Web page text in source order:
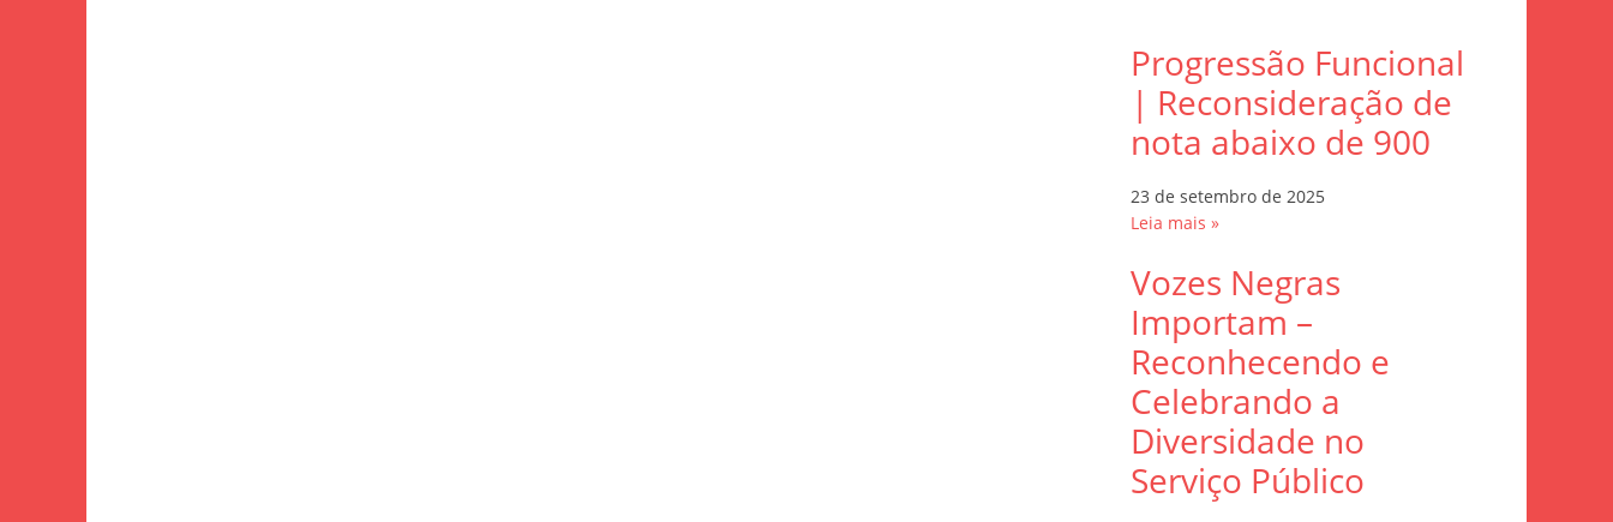
Progressão Funcional
| Reconsideração de
nota abaixo de 900
23 de setembro de 2025
Leia mais »
Vozes Negras
Importam –
Reconhecendo e
Celebrando a
Diversidade no
Serviço Público